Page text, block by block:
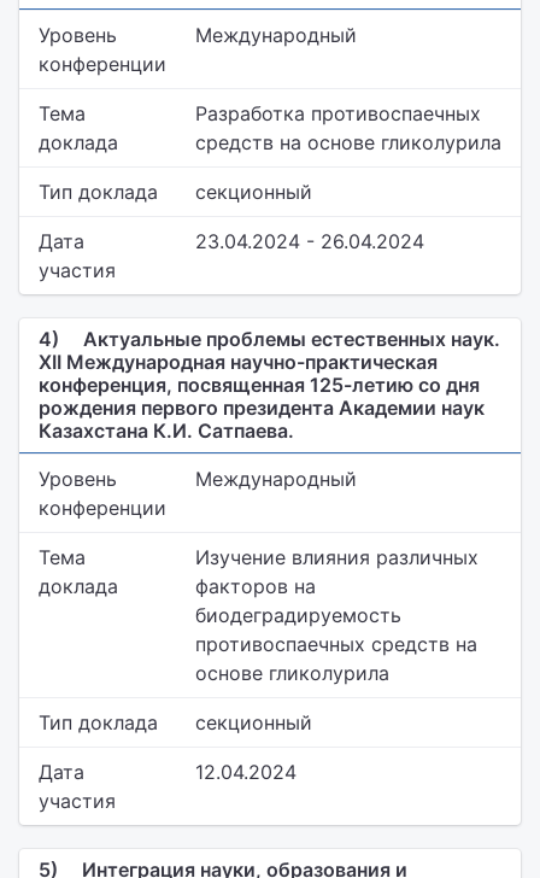
Уровень
конференции
Международный
Тема
доклада
Разработка противоспаечных
средств на основе гликолурила
Тип доклада секционный
Дата
участия
23.04.2024 - 26.04.2024
4)
Актуальные проблемы естественных наук.
ХII Международная научно-практическая
конференция, посвященная 125-летию со дня
рождения первого президента Академии наук
Казахстана К.И. Сатпаева.
Уровень
конференции
Международный
Тема
доклада
Изучение влияния различных
факторов на
биодеградируемость
противоспаечных средств на
основе гликолурила
Тип доклада секционный
Дата
участия
12.04.2024
5)
Интеграция науки, образования и